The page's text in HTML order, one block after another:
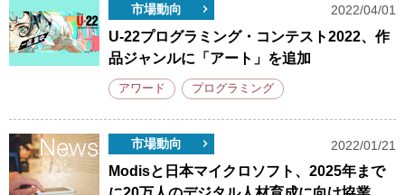
市場動向 2022/04/01
U-22プログラミング・コンテスト2022、作
品ジャンルに「アート」を追加
アワード プログラミング
市場動向 2022/01/21
Modisと日本マイクロソフト、2025年まで